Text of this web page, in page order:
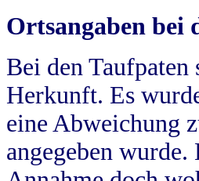
Ortsangaben bei
Bei den
Herkunft. Es
eine Abweichung
angegeben